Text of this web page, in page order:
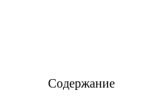
Содержание